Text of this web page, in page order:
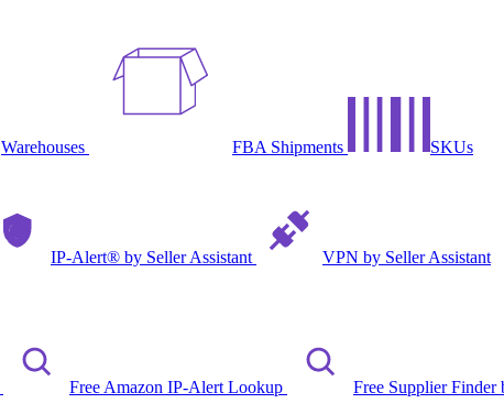
Warehouses FBA Shipments
SKUs
IP-Alert® by Seller Assistant
VPN by Seller Assistant
Free Amazon IP-Alert Lookup Free Supplier Finder